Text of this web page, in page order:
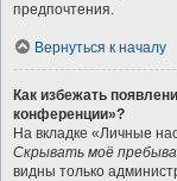
предпочтения.
Вернуться к началу
Как избежать
конференции»?
На вкладке «Личные
Скрывать моё
видны только